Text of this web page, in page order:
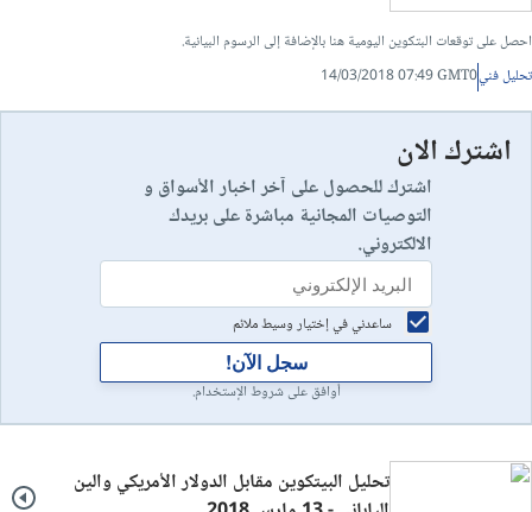
احصل على توقعات البتكوين اليومية هنا بالإضافة إلى الرسوم البيانية.
تحليل فني14/03/2018 07:49 GMT0
اشترك الان
اشترك للحصول على آخر اخبار الأسواق و
التوصيات المجانية مباشرة على بريدك
الالكتروني.
ساعدني في إختيار وسيط ملائم
سجل الآن!
أوافق على شروط الإستخدام.
تحليل البيتكوين مقابل الدولار الأمريكي والين